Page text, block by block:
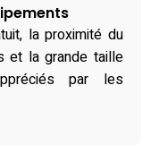
la proximité du
et la grande taille
par les